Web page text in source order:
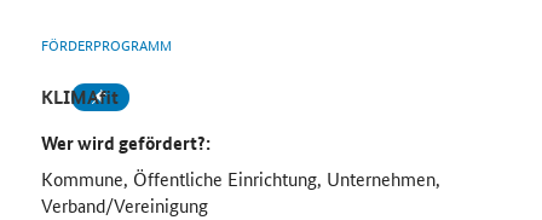
FÖRDERPROGRAMM
KLIMAfit
Wer wird gefördert?:
Kommune, Öffentliche Einrichtung, Unternehmen,
Verband/Vereinigung